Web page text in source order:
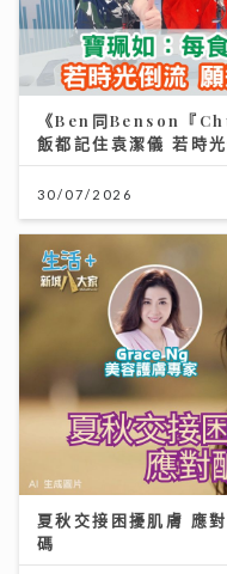
《Ben同Benson『
飯都記住袁潔儀 若時
30/07/2026
夏秋交接困擾肌膚 應
碼
台灣米粉驗出一級致癌
招自救去毒法
28/07/2026
投資博覽壓軸場：AI熱
示散戶警號